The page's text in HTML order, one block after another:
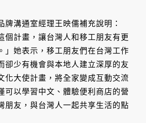
牌溝通室經理王映儒補充說明：
個計畫，讓台灣人和移工朋友有更
」她表示，移工朋友們在台灣工作
卻少有機會與本地人建立深厚的友
化大使計畫，將全家變成互動交流
可以學習中文、體驗便利商店的營
朋友，與台灣人一起共享生活的點